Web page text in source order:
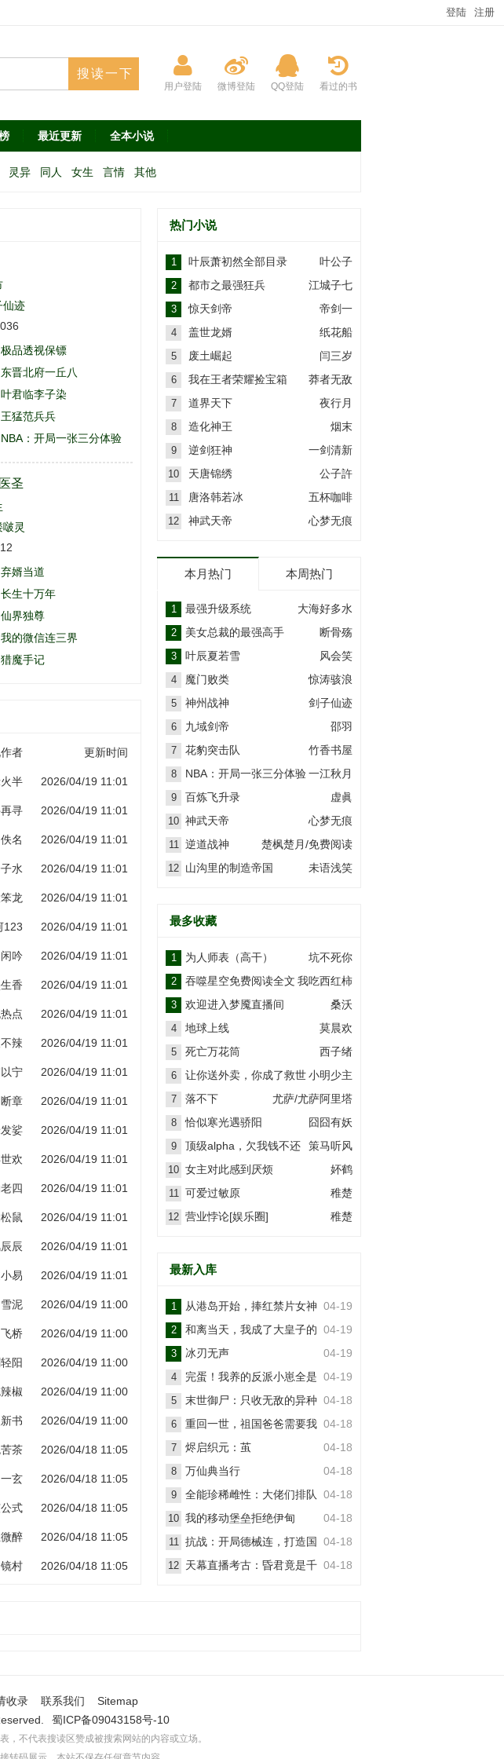
登陆 注册
看过的书
QQ登陆
微博登陆
用户登陆
最近更新 全本小说
灵异 同人 女生 言情 其他
仙迹
极品透视保镖
东晋北府一丘八
叶君临李子染
王猛范兵兵
NBA：开局一张三分体验
卡
圣
啵灵
弃婿当道
长生十万年
仙界独尊
我的微信连三界
猎魔手记
者 更新时间
半 2026/04/19 11:01
寻 2026/04/19 11:01
佚名 2026/04/19 11:01
子水 2026/04/19 11:01
龙 2026/04/19 11:01
123 2026/04/19 11:01
闲吟 2026/04/19 11:01
香 2026/04/19 11:01
点 2026/04/19 11:01
辣 2026/04/19 11:01
宁 2026/04/19 11:01
断章 2026/04/19 11:01
娑 2026/04/19 11:01
欢 2026/04/19 11:01
四 2026/04/19 11:01
鼠 2026/04/19 11:01
辰 2026/04/19 11:01
易 2026/04/19 11:01
雪泥 2026/04/19 11:00
桥 2026/04/19 11:00
阳 2026/04/19 11:00
椒 2026/04/19 11:00
书 2026/04/19 11:00
茶 2026/04/18 11:05
一玄 2026/04/18 11:05
式 2026/04/18 11:05
醉 2026/04/18 11:05
村 2026/04/18 11:05
热门小说
1 叶公子
叶辰萧初然全部目录
2 江城子七
都市之最强狂兵
3 帝剑一
惊天剑帝
4 纸花船
盖世龙婿
5 闫三岁
废土崛起
6 莽者无敌
我在王者荣耀捡宝箱
7 夜行月
道界天下
8 烟末
造化神王
9 一剑清新
逆剑狂神
10 公子許
天唐锦绣
11 五杯咖啡
唐洛韩若冰
12 心梦无痕
神武天帝
本月热门 本周热门
1 大海好多水
最强升级系统
2 断骨殇
美女总裁的最强高手
3 风会笑
叶辰夏若雪
4 惊涛骇浪
魔门败类
5 剑子仙迹
神州战神
6 邵羽
九域剑帝
7 竹香书屋
花豹突击队
8 一江秋月
NBA：开局一张三分体验
卡
9 虚眞
百炼飞升录
10 心梦无痕
神武天帝
11 楚枫楚月/免费阅读
逆道战神
12 未语浅笑
山沟里的制造帝国
最多收藏
1 坑不死你
为人师表（高干）
2 我吃西红柿
吞噬星空免费阅读全文
3 桑沃
欢迎进入梦魇直播间
4 莫晨欢
地球上线
5 西子绪
死亡万花筒
6 小明少主
让你送外卖，你成了救世
主？
7 尤萨/尤萨阿里塔
落不下
8 囧囧有妖
恰似寒光遇骄阳
9 策马听风
顶级alpha，欠我钱不还
10 妚鹤
女主对此感到厌烦
11 稚楚
可爱过敏原
12 稚楚
营业悖论[娱乐圈]
最新入库
1 04-19
从港岛开始，捧红禁片女神
2 04-19
和离当天，我成了大皇子的
掌上娇
3 04-19
冰刃无声
4 04-19
完蛋！我养的反派小崽全是
大佬
5 04-18
末世御尸：只收无敌的异种
丧尸
6 04-18
重回一世，祖国爸爸需要我
7 04-18
烬启织元：茧
8 04-18
万仙典当行
9 04-18
全能珍稀雌性：大佬们排队
想嫁她
10 04-18
我的移动堡垒拒绝伊甸
11 04-18
抗战：开局德械连，打造国
之劲旅
12 04-18
天幕直播考古：昏君竟是千
收录 联系我们
Sitemap
蜀ICP备09043158号-10
不代表搜读区赞成被搜索网站的内容或立场。